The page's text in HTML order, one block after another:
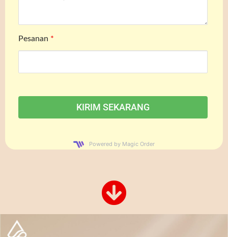
Pesanan *
Powered by Magic Order